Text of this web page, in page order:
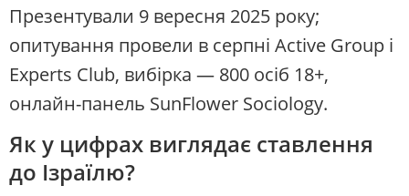
Презентували 9 вересня 2025 року;
опитування провели в серпні Active Group і
Experts Club, вибірка — 800 осіб 18+,
онлайн-панель SunFlower Sociology.
Як у цифрах виглядає ставлення
до Ізраїлю?